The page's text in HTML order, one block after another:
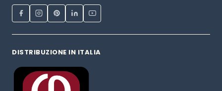
DISTRIBUZIONE IN ITALIA